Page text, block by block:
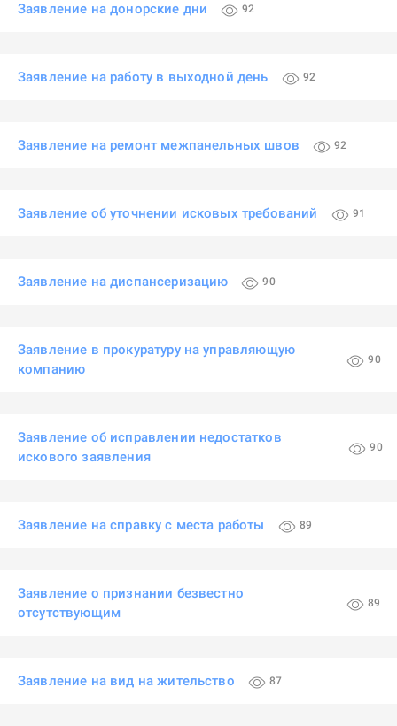
Заявление на донорские дни 92
Заявление на работу в выходной день 92
Заявление на ремонт межпанельных швов 92
Заявление об уточнении исковых требований 91
Заявление на диспансеризацию 90
Заявление в прокуратуру на управляющую
компанию
90
Заявление об исправлении недостатков
искового заявления
90
Заявление на справку с места работы 89
Заявление о признании безвестно
отсутствующим
89
Заявление на вид на жительство 87